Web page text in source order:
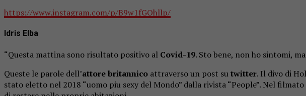
https://www.instagram.com/p/B9w1fGQhllp/
Idris Elba
“Questa mattina sono risultato positivo al Covid-19. Sto bene, non ho sintomi,
Queste le parole dell’attore britannico attraverso un post su twitter. Il divo di
stato eletto nel 2018 “uomo piu sexy del Mondo” dalla rivista “People”. Nel